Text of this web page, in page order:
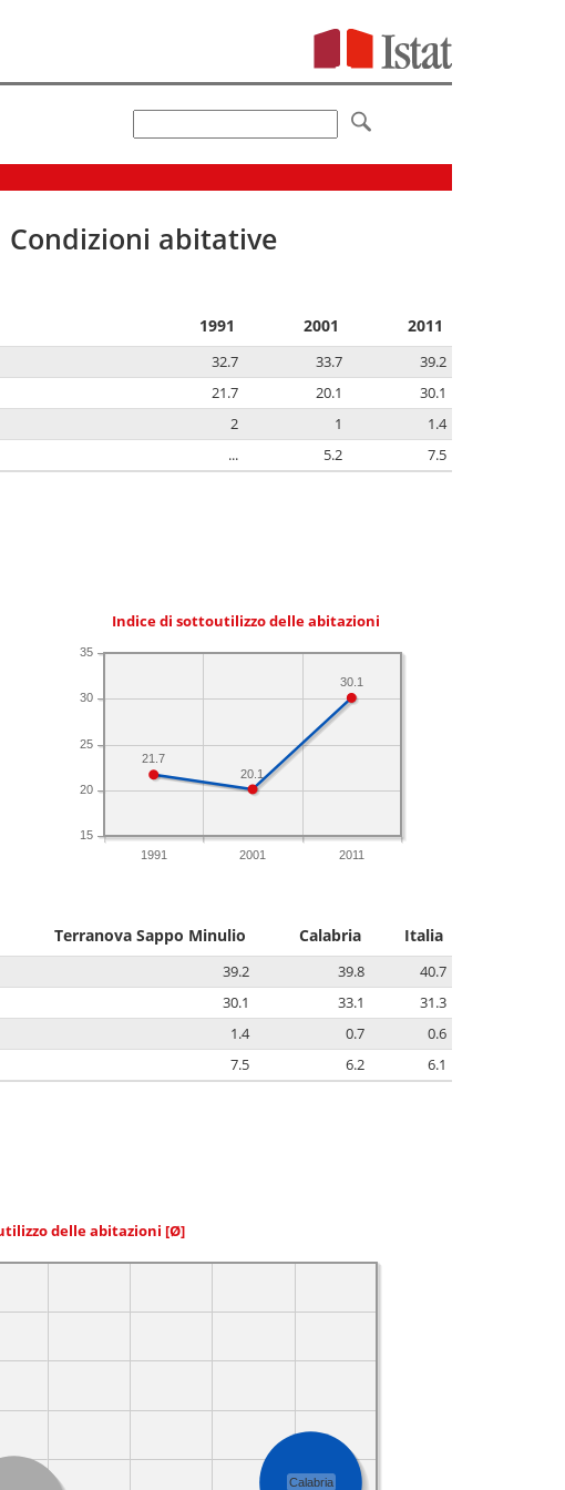
Condizioni abitative
1991 2001 2011
32.7 33.7
39.2
21.7 20.1
30.1
2 1
1.4
... 5.2 7.5
Indice di sottoutilizzo delle abitazioni
1991 2001 2011
15
20
25
30
35
30.1
20.1
21.7
Terranova Sappo Minulio Calabria Italia
39.2 39.8
40.7
30.1 33.1
31.3
1.4 0.7
0.6
7.5 6.2 6.1
delle abitazioni [Ø]
Calabria